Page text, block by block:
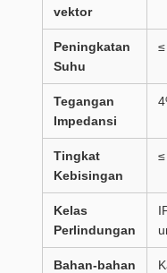
vektor
Peningkatan
Suhu
Tegangan
Impedansi
Tingkat
Kebisingan
Kelas
Perlindungan
Bahan-bahan